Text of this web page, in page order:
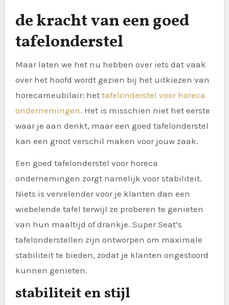
de kracht van een goed
tafelonderstel
Maar laten we het nu hebben over iets dat vaak
over het hoofd wordt gezien bij het uitkiezen van
horecameubilair: het tafelonderstel voor horeca
ondernemingen. Het is misschien niet het eerste
waar je aan denkt, maar een goed tafelonderstel
kan een groot verschil maken voor jouw zaak.
Een goed tafelonderstel voor horeca
ondernemingen zorgt namelijk voor stabiliteit.
Niets is vervelender voor je klanten dan een
wiebelende tafel terwijl ze proberen te genieten
van hun maaltijd of drankje. Super Seat’s
tafelonderstellen zijn ontworpen om maximale
stabiliteit te bieden, zodat je klanten ongestoord
kunnen genieten.
stabiliteit en stijl